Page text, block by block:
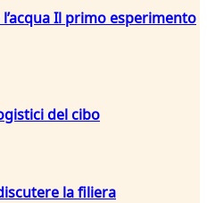
Il primo esperimento
del cibo
la filiera